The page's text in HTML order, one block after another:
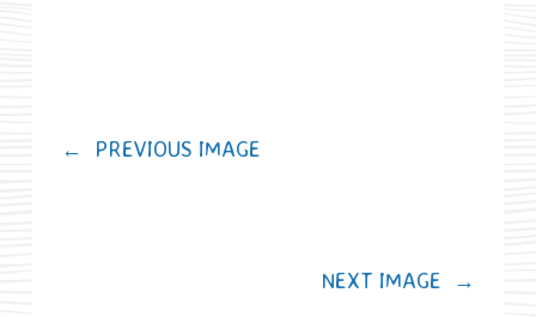
← PREVIOUS IMAGE
NEXT IMAGE →